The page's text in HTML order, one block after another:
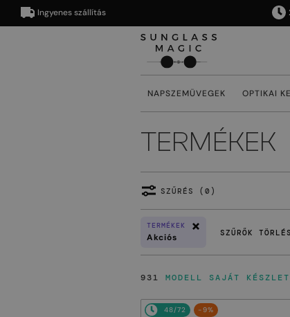
Ingyenes szállítás 24/
NAPSZEMÜVEGEK OPTIKAI
TERMÉKEK
SZŰRÉS (0)
TERMÉKEK
Akciós SZŰRŐK
931 MODELL SAJÁT
48/72 -9%